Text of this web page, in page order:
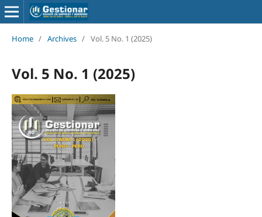
Home / Archives / Vol. 5 No. 1 (2025)
Vol. 5 No. 1 (2025)